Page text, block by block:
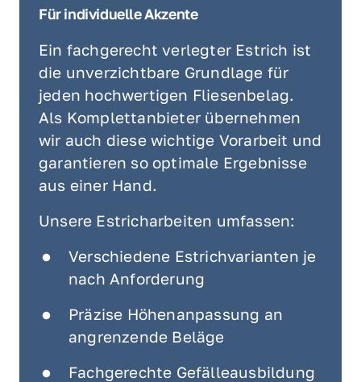
Für individuelle Akzente
Ein fachgerecht verlegter Estrich ist
die unverzichtbare Grundlage für
jeden hochwertigen Fliesenbelag.
Als Komplettanbieter übernehmen
wir auch diese wichtige Vorarbeit und
garantieren so optimale Ergebnisse
aus einer Hand.
Unsere Estricharbeiten umfassen:
Verschiedene Estrichvarianten je
nach Anforderung
Präzise Höhenanpassung an
angrenzende Beläge
Fachgerechte Gefälleausbildung